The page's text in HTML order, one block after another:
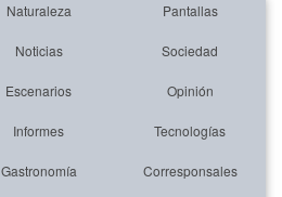
Naturaleza Pantallas
Noticias Sociedad
Escenarios Opinión
Informes Tecnologías
Gastronomía Corresponsales